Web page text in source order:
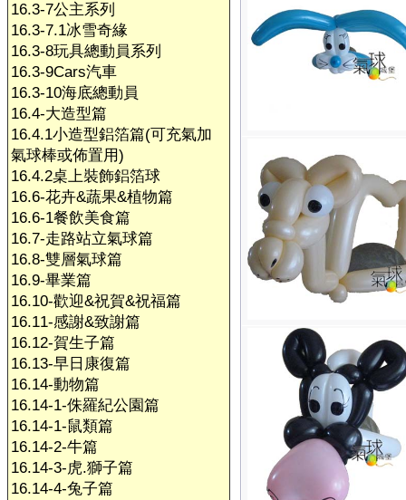
16.3-7公主系列
16.3-7.1冰雪奇緣
16.3-8玩具總動員系列
16.3-9Cars汽車
16.3-10海底總動員
16.4-大造型篇
16.4.1小造型鋁箔篇(可充氣加
氣球棒或佈置用)
16.4.2桌上裝飾鋁箔球
16.6-花卉&蔬果&植物篇
16.6-1餐飲美食篇
16.7-走路站立氣球篇
16.8-雙層氣球篇
16.9-畢業篇
16.10-歡迎&祝賀&祝福篇
16.11-感謝&致謝篇
16.12-賀生子篇
16.13-早日康復篇
16.14-動物篇
16.14-1-侏羅紀公園篇
16.14-1-鼠類篇
16.14-2-牛篇
16.14-3-虎.獅子篇
16.14-4-兔子篇